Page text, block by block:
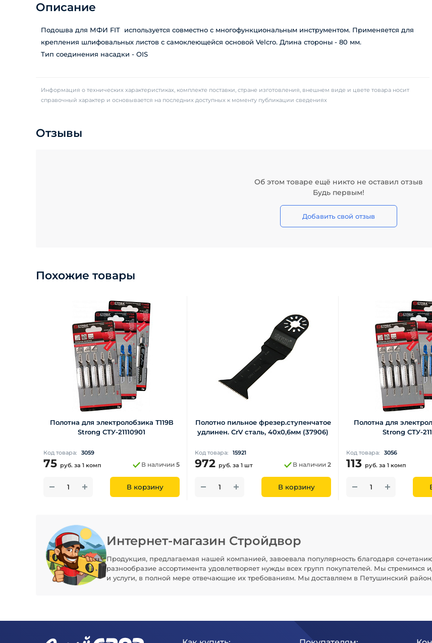
Описание
Подошва для МФИ FIT используется совместно с многофункциональным инструментом. Применяется для
крепления шлифовальных листов с самоклеющейся основой Velcro. Длина стороны - 80 мм.
Тип соединения насадки - OIS
Информация о технических характеристиках, комплекте поставки, стране изготовления, внешнем виде и цвете товара носит
справочный характер и основывается на последних доступных к моменту публикации сведениях
Отзывы
Об этом товаре ещё никто не оставил отзыв
Будь первым!
Добавить свой отзыв
Похожие товары
Полотна для электролобзика Т119В
Strong СТУ-21110901
Код товара: 3059
75 руб. за 1 комп В наличии 5
В корзину
Полотно пильное фрезер.ступенчатое
удлинен. CrV сталь, 40х0,6мм (37906)
Код товара: 15921
972 руб. за 1 шт В наличии 2
В корзину
Полотна для
Strong СТУ-
Код товара: 3056
113 руб. за 1 комп
Интернет-магазин Стройдвор
Продукция, предлагаемая нашей компанией, завоевала популярность благодаря
разнообразие ассортимента удовлетворяет нужды всех групп покупателей. Мы стремимся
и услуги, в полной мере отвечающие их требованиям. Мы доставляем в Петушинский